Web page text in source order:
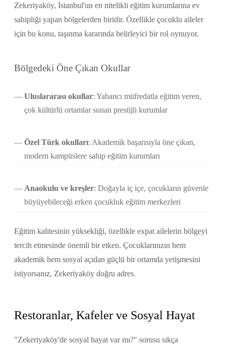
Zekeriyaköy, İstanbul'un en nitelikli eğitim kurumlarına ev
sahipliği yapan bölgelerden biridir. Özellikle çocuklu aileler
için bu konu, taşınma kararında belirleyici bir rol oynuyor.
Bölgedeki Öne Çıkan Okullar
Uluslararası okullar: Yabancı müfredatla eğitim veren,
çok kültürlü ortamlar sunan prestijli kurumlar
Özel Türk okulları: Akademik başarısıyla öne çıkan,
modern kampüslere sahip eğitim kurumları
Anaokulu ve kreşler: Doğayla iç içe, çocukların güvenle
büyüyebileceği erken çocukluk eğitim merkezleri
Eğitim kalitesinin yüksekliği, özellikle expat ailelerin bölgeyi
tercih etmesinde önemli bir etken. Çocuklarınızın hem
akademik hem sosyal açıdan güçlü bir ortamda yetişmesini
istiyorsanız, Zekeriyaköy doğru adres.
Restoranlar, Kafeler ve Sosyal Hayat
"Zekeriyaköy'de sosyal hayat var mı?" sorusu sıkça